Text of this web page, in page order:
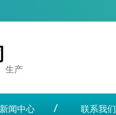
生产
新闻中心 联系我们